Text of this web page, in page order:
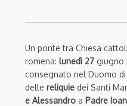
Un ponte tra Chiesa
romena: lunedì 27 giugno
consegnato nel Duomo
delle reliquie dei Santi
e Alessandro a Padre